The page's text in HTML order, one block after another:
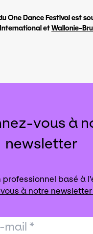
One Dance Festival est
etWallonie-
vous à
newsletter
professionnel basé à
à notre
mail *